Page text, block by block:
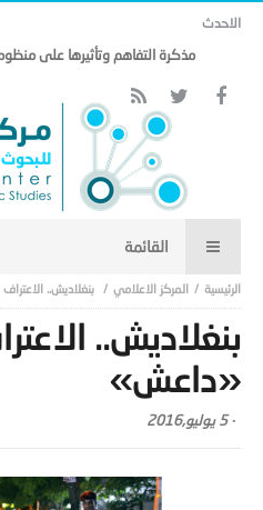
الاحدث
مذكرة التفاهم وتأثيرها على
المركز الاعلامي بنغلاديش..
بنغلاديش..
«داعش»
-5 يوليو,2016